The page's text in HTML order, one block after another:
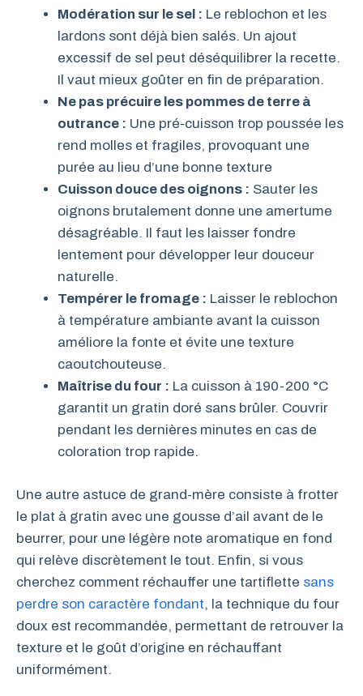
Modération sur le sel : Le reblochon et les
lardons sont déjà bien salés. Un ajout
excessif de sel peut déséquilibrer la recette.
Il vaut mieux goûter en fin de préparation.
Ne pas précuire les pommes de terre à
outrance : Une pré-cuisson trop poussée les
rend molles et fragiles, provoquant une
purée au lieu d’une bonne texture
Cuisson douce des oignons : Sauter les
oignons brutalement donne une amertume
désagréable. Il faut les laisser fondre
lentement pour développer leur douceur
naturelle.
Tempérer le fromage : Laisser le reblochon
à température ambiante avant la cuisson
améliore la fonte et évite une texture
caoutchouteuse.
Maîtrise du four : La cuisson à 190-200 °C
garantit un gratin doré sans brûler. Couvrir
pendant les dernières minutes en cas de
coloration trop rapide.
Une autre astuce de grand-mère consiste à frotter
le plat à gratin avec une gousse d’ail avant de le
beurrer, pour une légère note aromatique en fond
qui relève discrètement le tout. Enfin, si vous
cherchez comment réchauffer une tartiflette sans
perdre son caractère fondant, la technique du four
doux est recommandée, permettant de retrouver la
texture et le goût d’origine en réchauffant
uniformément.